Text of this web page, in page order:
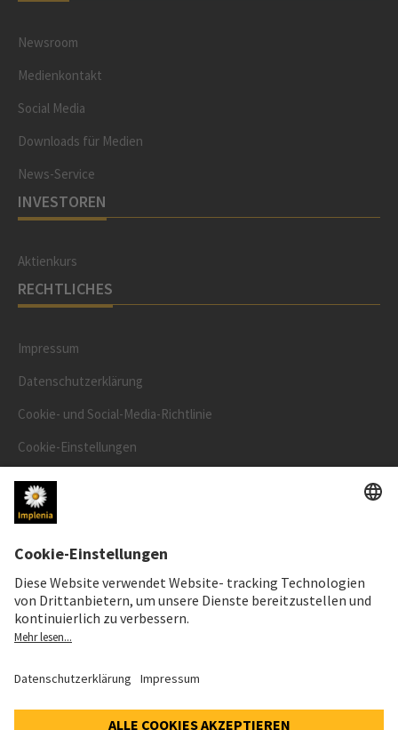
Newsroom
Medienkontakt
Social Media
Downloads für Medien
News-Service
INVESTOREN
Aktienkurs
RECHTLICHES
Impressum
Datenschutzerklärung
Cookie- und Social-Media-Richtlinie
Cookie-Einstellungen
Speak Up Line
AKTIENKURS
SWX: Implenia AG
62,30 CHF
0,00 CHF (0,00%)